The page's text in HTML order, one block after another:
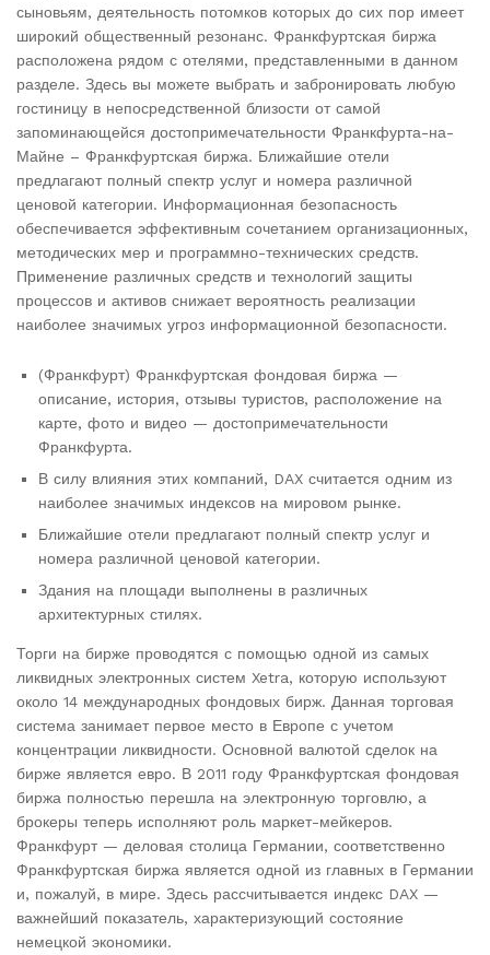
сыновьям, деятельность потомков которых до сих пор имеет
широкий общественный резонанс. Франкфуртская биржа
расположена рядом с отелями, представленными в данном
разделе. Здесь вы можете выбрать и забронировать любую
гостиницу в непосредственной близости от самой
запоминающейся достопримечательности Франкфурта-на-
Майне – Франкфуртская биржа. Ближайшие отели
предлагают полный спектр услуг и номера различной
ценовой категории. Информационная безопасность
обеспечивается эффективным сочетанием организационных,
методических мер и программно-технических средств.
Применение различных средств и технологий защиты
процессов и активов снижает вероятность реализации
наиболее значимых угроз информационной безопасности.
(Франкфурт) Франкфуртская фондовая биржа —
описание, история, отзывы туристов, расположение на
карте, фото и видео — достопримечательности
Франкфурта.
В силу влияния этих компаний, DAX считается одним из
наиболее значимых индексов на мировом рынке.
Ближайшие отели предлагают полный спектр услуг и
номера различной ценовой категории.
Здания на площади выполнены в различных
архитектурных стилях.
Торги на бирже проводятся с помощью одной из самых
ликвидных электронных систем Xetra, которую используют
около 14 международных фондовых бирж. Данная торговая
система занимает первое место в Европе с учетом
концентрации ликвидности. Основной валютой сделок на
бирже является евро. В 2011 году Франкфуртская фондовая
биржа полностью перешла на электронную торговлю, а
брокеры теперь исполняют роль маркет-мейкеров.
Франкфурт — деловая столица Германии, соответственно
Франкфуртская биржа является одной из главных в Германии
и, пожалуй, в мире. Здесь рассчитывается индекс DAX —
важнейший показатель, характеризующий состояние
немецкой экономики.